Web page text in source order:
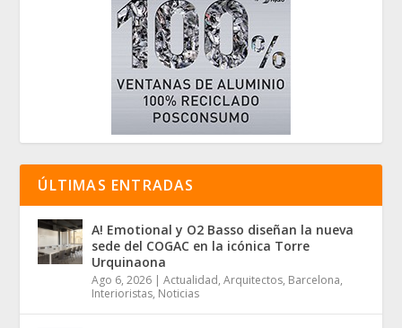
ÚLTIMAS ENTRADAS
A! Emotional y O2 Basso diseñan la nueva
sede del COGAC en la icónica Torre
Urquinaona
Ago 6, 2026 |Actualidad,Arquitectos, Barcelona,
Interioristas, Noticias